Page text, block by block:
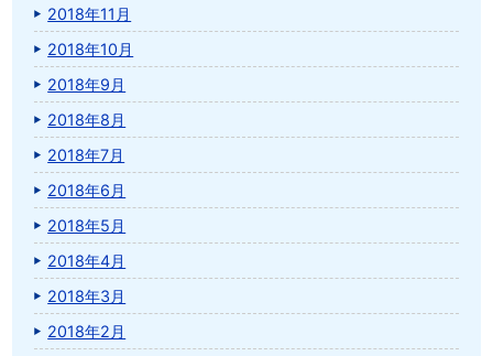
2018年11月
2018年10月
2018年9月
2018年8月
2018年7月
2018年6月
2018年5月
2018年4月
2018年3月
2018年2月